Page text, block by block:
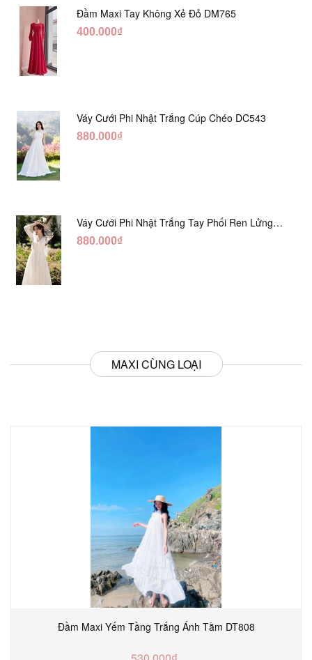
Đầm Maxi Tay Không Xẻ Đỏ DM765
400.000₫
Váy Cưới Phi Nhật Trắng Cúp Chéo DC543
880.000₫
Váy Cưới Phi Nhật Trắng Tay Phối Ren Lửng
DC554
880.000₫
MAXI CÙNG LOẠI
Đầm Maxi Yếm Tầng Trắng Ánh Tằm DT808